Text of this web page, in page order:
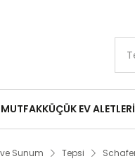
MUTFAKKÜÇÜK EV ALETLERİ
Sunum Tepsi
Boy Mermer